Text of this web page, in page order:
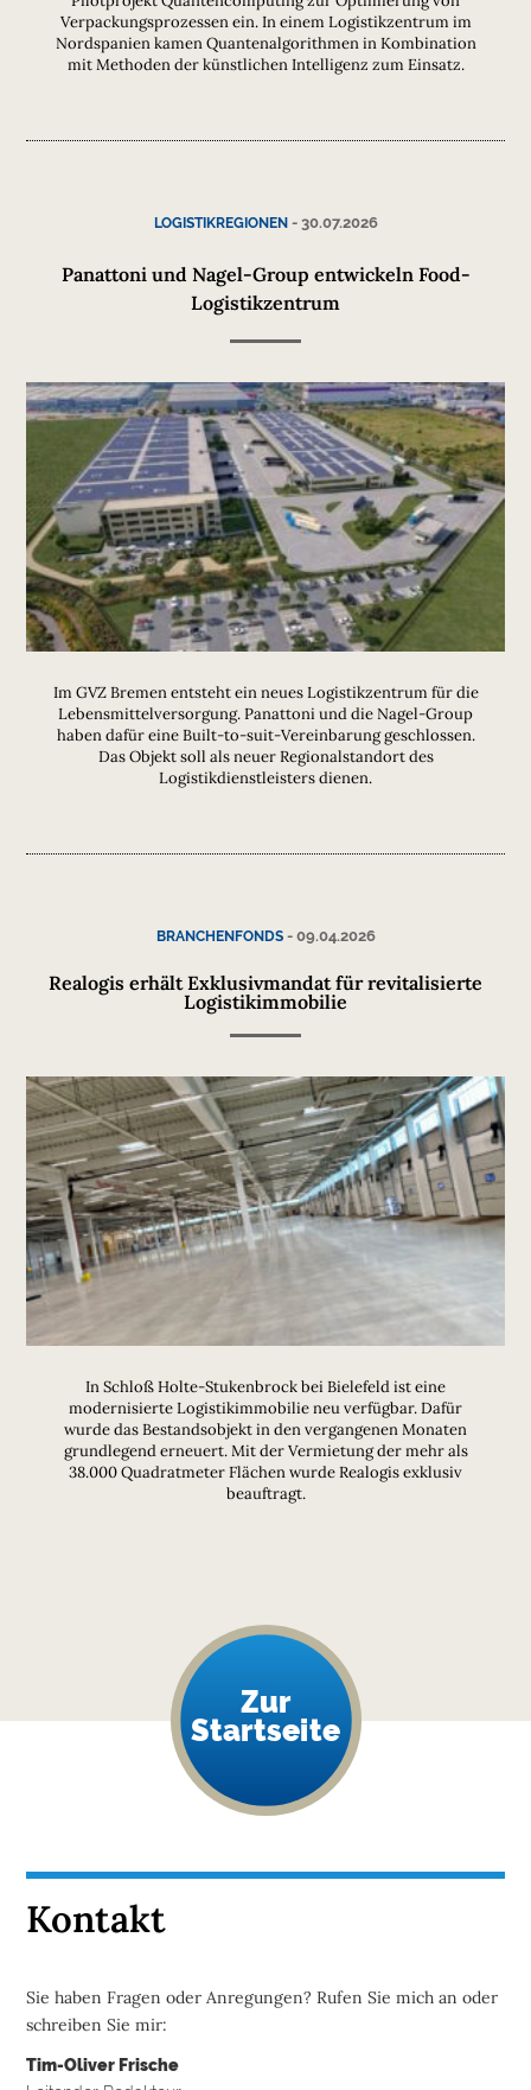
Verpackungsprozessen ein. In einem Logistikzentrum im
Nordspanien kamen Quantenalgorithmen in Kombination
mit Methoden der künstlichen Intelligenz zum Einsatz.
LOGISTIKREGIONEN- 30.07.2026
Panattoni und Nagel-Group entwickeln Food-
Logistikzentrum
Im GVZ Bremen entsteht ein neues Logistikzentrum für die
Lebensmittelversorgung. Panattoni und die Nagel-Group
haben dafür eine Built-to-suit-Vereinbarung geschlossen.
Das Objekt soll als neuer Regionalstandort des
Logistikdienstleisters dienen.
BRANCHENFONDS- 09.04.2026
Realogis erhält Exklusivmandat für revitalisierte
Logistikimmobilie
In Schloß Holte-Stukenbrock bei Bielefeld ist eine
modernisierte Logistikimmobilie neu verfügbar. Dafür
wurde das Bestandsobjekt in den vergangenen Monaten
grundlegend erneuert. Mit der Vermietung der mehr als
38.000 Quadratmeter Flächen wurde Realogis exklusiv
beauftragt.
Zur
Startseite
Kontakt
Sie haben Fragen oder Anregungen? Rufen Sie mich an oder
schreiben Sie mir:
Tim-Oliver Frische